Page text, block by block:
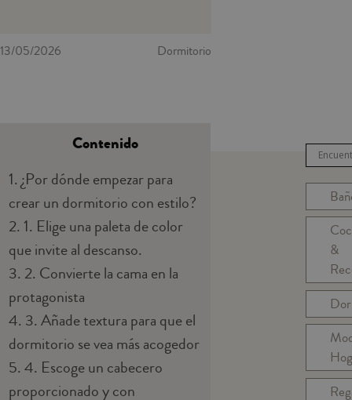
13/05/2026 Dormitorio
Contenido
1.¿Por dónde empezar para
crear un dormitorio con estilo?
2. 1. Elige una paleta de color
que invite al descanso.
3. 2. Convierte la cama en la
protagonista
4. 3. Añade textura para que el
dormitorio se vea más acogedor
5. 4. Escoge un cabecero
proporcionado y con
&